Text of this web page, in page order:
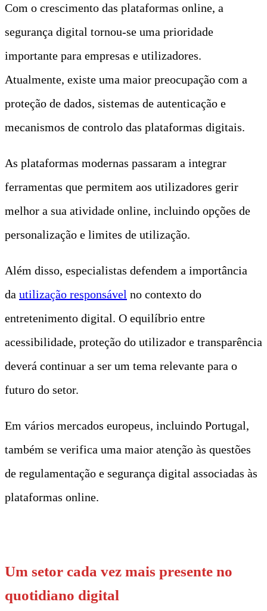
Com o crescimento das plataformas online, a
segurança digital tornou-se uma prioridade
importante para empresas e utilizadores.
Atualmente, existe uma maior preocupação com a
proteção de dados, sistemas de autenticação e
mecanismos de controlo das plataformas digitais.
As plataformas modernas passaram a integrar
ferramentas que permitem aos utilizadores gerir
melhor a sua atividade online, incluindo opções de
personalização e limites de utilização.
Além disso, especialistas defendem a importância
da utilização responsável no contexto do
entretenimento digital. O equilíbrio entre
acessibilidade, proteção do utilizador e transparência
deverá continuar a ser um tema relevante para o
futuro do setor.
Em vários mercados europeus, incluindo Portugal,
também se verifica uma maior atenção às questões
de regulamentação e segurança digital associadas às
plataformas online.
Um setor cada vez mais presente no
quotidiano digital